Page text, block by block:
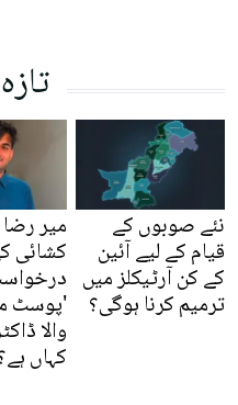
نئے صوبوں کے
قیام کے لیے آئین
کے کن آرٹیکلز میں
ترمیم کرنا ہوگی؟
میر
کشائی
'پوسٹ
والا
کہاں